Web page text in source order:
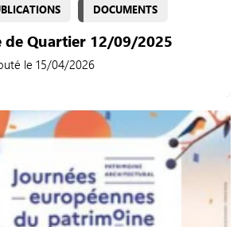
DOCUMENTS
de Quartier 12/09/2025
le 15/04/2026